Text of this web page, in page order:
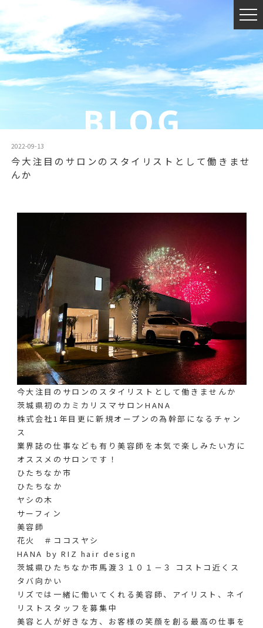
2022-09-13
今大注目のサロンのスタイリストとして働きませ
んか️
今大注目のサロンのスタイリストとして働きませんか️
茨城県初のカミカリスマサロンHANA
株式会社1年目更に新規オープンの為幹部になるチャン
ス️
業界誌の仕事なども有り美容師を本気で楽しみたい方に
オススメのサロンです！
ひたちなか市
ひたちなか
ヤシの木
サーフィン
美容師
花火 ＃ココスヤシ
HANA by RIZ hair design
茨城県ひたちなか市馬渡３１０１－３ コストコ近くス
タバ向かい
リズでは一緒に働いてくれる美容師、アイリスト、ネイ
リストスタッフを募集中
美容と人が好きな方、お客様の笑顔を創る最高の仕事を